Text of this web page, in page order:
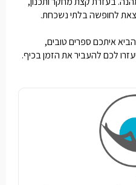
לחופשה בלתי נשכחת.
איתכם ספרים טובים,
לכם להעביר את הזמן בכיף.